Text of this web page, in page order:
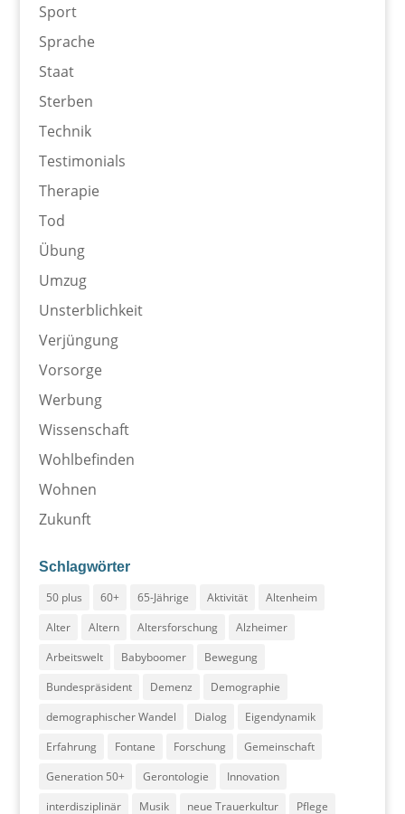
Sport
Sprache
Staat
Sterben
Technik
Testimonials
Therapie
Tod
Übung
Umzug
Unsterblichkeit
Verjüngung
Vorsorge
Werbung
Wissenschaft
Wohlbefinden
Wohnen
Zukunft
Schlagwörter
50 plus
60+ 65-Jährige Aktivität
Altenheim
Alter
Altern Altersforschung
Alzheimer
Arbeitswelt
Babyboomer
Bewegung
Bundespräsident
Demenz
Demographie
demographischer Wandel
Dialog
Eigendynamik
Erfahrung
Fontane Forschung
Gemeinschaft
Generation 50+
Gerontologie
Innovation
interdisziplinär
Musik neue Trauerkultur Pflege